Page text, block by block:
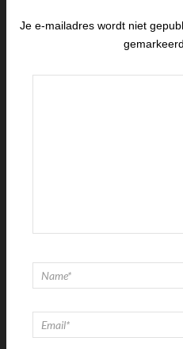
Je e-mailadres wordt niet